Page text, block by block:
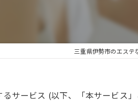
三重県伊勢市のエステ
サービス (以下、「本サービス